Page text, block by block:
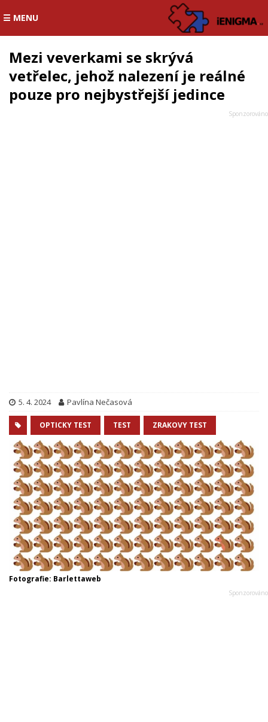
☰ MENU
Mezi veverkami se skrývá
vetřelec, jehož nalezení je reálné
pouze pro nejbystřejší jedince
5. 4. 2024 Pavlína Nečasová
OPTICKY TEST TEST ZRAKOVY TEST
Fotografie: Barlettaweb